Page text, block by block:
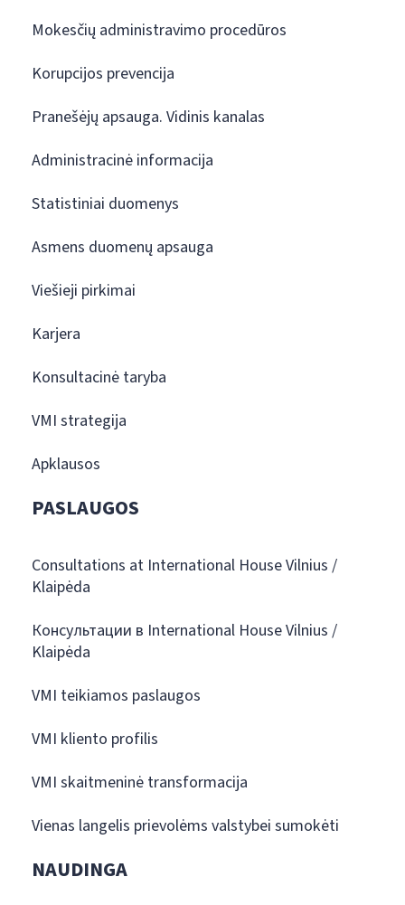
Mokesčių administravimo procedūros
Korupcijos prevencija
Pranešėjų apsauga. Vidinis kanalas
Administracinė informacija
Statistiniai duomenys
Asmens duomenų apsauga
Viešieji pirkimai
Karjera
Konsultacinė taryba
VMI strategija
Apklausos
PASLAUGOS
Consultations at International House Vilnius /
Klaipėda
Консультации в International House Vilnius /
Klaipėda
VMI teikiamos paslaugos
VMI kliento profilis
VMI skaitmeninė transformacija
Vienas langelis prievolėms valstybei sumokėti
NAUDINGA